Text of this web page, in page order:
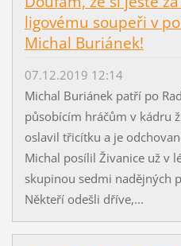
ligovému soupeři v
Michal Buriánek!
07.12.2019 12:14
Michal Buriánek patří po
působícím hráčům v kádru
oslavil třicítku a je
Michal posílil Živanice už v
skupinou sedmi nadějných
Někteří odešli dříve,...